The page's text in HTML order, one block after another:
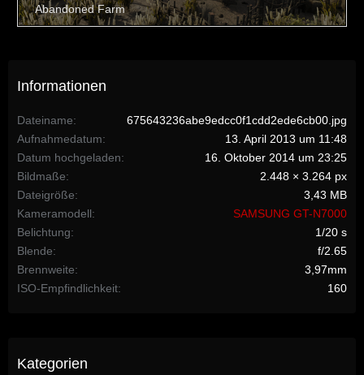
Informationen
Dateiname
675643236abe9edcc0f1cdd2ede6cb00.jpg
Aufnahmedatum
13. April 2013 um 11:48
Datum hochgeladen
16. Oktober 2014 um 23:25
Bildmaße
2.448 × 3.264 px
Dateigröße
3,43 MB
Kameramodell
SAMSUNG GT-N7000
Belichtung
1/20 s
Blende
f/2.65
Brennweite
3,97mm
ISO-Empfindlichkeit
160
Kategorien